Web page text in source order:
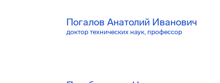
Погалов Анатолий Иванович
доктор технических наук, профессор